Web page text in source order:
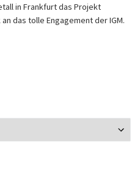
in Frankfurt das Projekt
das tolle Engagement der IGM.